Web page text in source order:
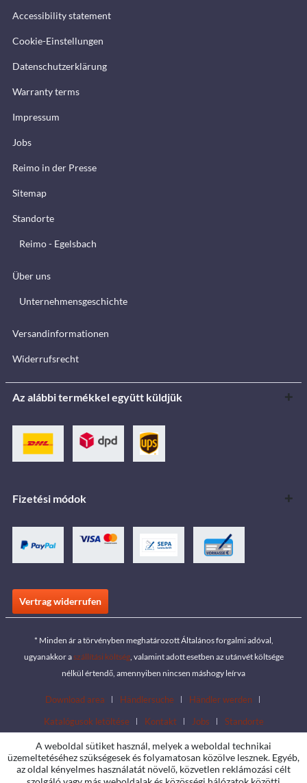
Accessibility statement
Cookie-Einstellungen
Datenschutzerklärung
Warranty terms
Impressum
Jobs
Reimo in der Presse
Sitemap
Standorte
Reimo - Egelsbach
Über uns
Unternehmensgeschichte
Versandinformationen
Widerrufsrecht
Az alábbi termékkel együtt küldjük
Fizetési módok
Vertrag widerrufen
* Minden ár a törvényben meghatározott Általános forgalmi adóval,
ugyanakkor aszállítási költség, valamint adott esetben az utánvét költsége
nélkül értendő, amennyiben nincsen máshogy leírva
Download area Händlersuche
Händler werden
Katalógusok letöltése
Kontakt Jobs Standorte
A weboldal sütiket használ, melyek a weboldal technikai
üzemeltetéséhez szükségesek és folyamatosan közölve lesznek. Egyéb,
az oldal kényelmes használatát növelő, közvetlen reklámozási célt